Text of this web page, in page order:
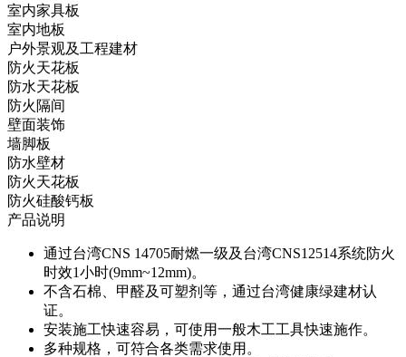
室内家具板
室内地板
户外景观及工程建材
防火天花板
防水天花板
防火隔间
壁面装饰
墙脚板
防水壁材
防火天花板
防火硅酸钙板
产品说明
通过台湾CNS 14705耐燃一级及台湾CNS12514系统防火
时效1小时(9mm~12mm)。
不含石棉、甲醛及可塑剂等，通过台湾健康绿建材认
证。
安装施工快速容易，可使用一般木工工具快速施作。
多种规格，可符合各类需求使用。